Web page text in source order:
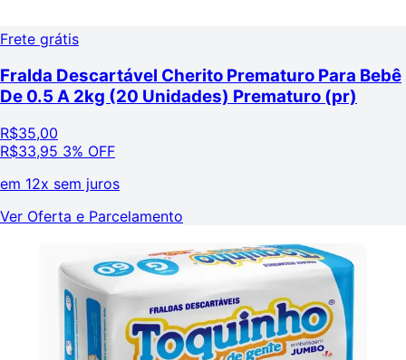
Frete grátis
Fralda Descartável Cherito Prematuro Para Bebê
De 0.5 A 2kg (20 Unidades) Prematuro (pr)
R$35,00
R$33,95 3% OFF
em 12x sem juros
Ver Oferta e Parcelamento